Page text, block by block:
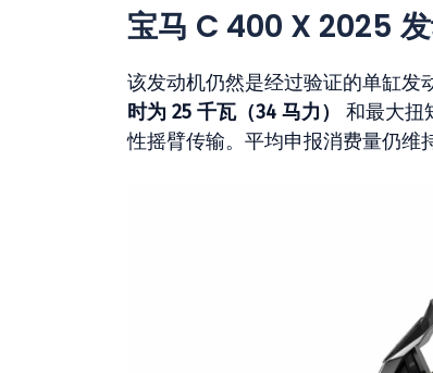
宝马 C 400 X 2025
该发动机仍然是经过验证的单缸发
时为 25 千瓦（34 马力）
和最大扭
性摇臂传输。平均申报消费量仍维